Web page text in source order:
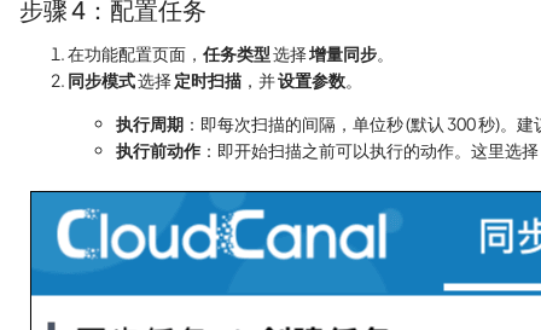
步骤 4：配置任务
在功能配置页面， 任务类型选择增量同步。
同步模式选择定时扫描 ，并设置参数。
执行周期 ：即每次扫描的间隔，单位秒 (默认 300 秒)。
执行前动作 ：即开始扫描之前可以执行的动作。这里选